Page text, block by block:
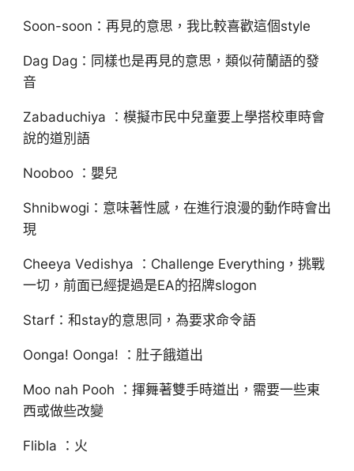
Soon-soon：再見的意思，我比較喜歡這個style
Dag Dag：同樣也是再見的意思，類似荷蘭語的發
音
Zabaduchiya ：模擬市民中兒童要上學搭校車時會
說的道別語
Nooboo ：嬰兒
Shnibwogi：意味著性感，在進行浪漫的動作時會出
現
Cheeya Vedishya ：Challenge Everything，挑戰
一切，前面已經提過是EA的招牌slogon
Starf：和stay的意思同，為要求命令語
Oonga! Oonga! ：肚子餓道出
Moo nah Pooh ：揮舞著雙手時道出，需要一些東
西或做些改變
Flibla ：火